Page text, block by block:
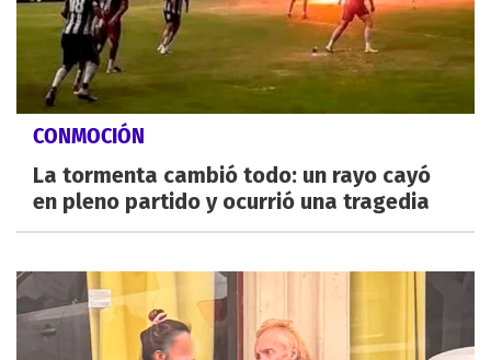
CONMOCIÓN
La tormenta cambió todo: un rayo cayó
en pleno partido y ocurrió una tragedia